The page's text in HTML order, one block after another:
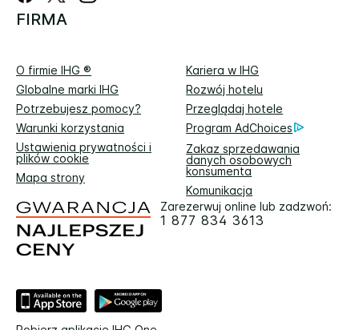
FIRMA
O firmie IHG ®
Kariera w IHG
Globalne marki IHG
Rozwój hotelu
Potrzebujesz pomocy?
Przeglądaj hotele
Warunki korzystania
Program AdChoices
Ustawienia prywatności i
plików cookie
Zakaz sprzedawania
danych osobowych
konsumenta
Mapa strony
Komunikacja
Zarezerwuj online lub zadzwoń:
1 877 834 3613